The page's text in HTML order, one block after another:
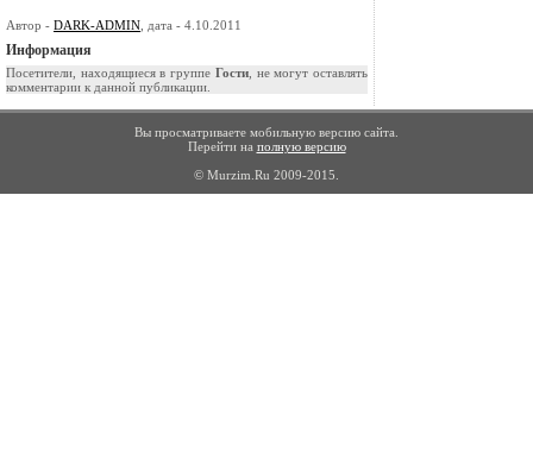
Автор - DARK-ADMIN , дата - 4.10.2011
Информация
Посетители, находящиеся в группе Гости, не могут оставлять
комментарии к данной публикации.
Вы просматриваете мобильную версию сайта.
Перейти на полную версию
© Murzim.Ru 2009-2015.